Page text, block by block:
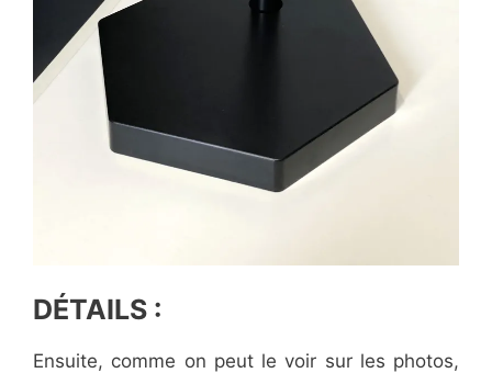
DÉTAILS :
Ensuite, comme on peut le voir sur les photos,